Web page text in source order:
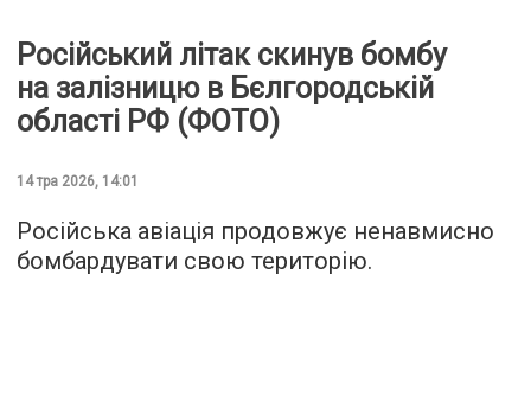
Російський літак скинув бомбу
на залізницю в Бєлгородській
області РФ (ФОТО)
14 тра 2026, 14:01
Російська авіація продовжує ненавмисно
бомбардувати свою територію.